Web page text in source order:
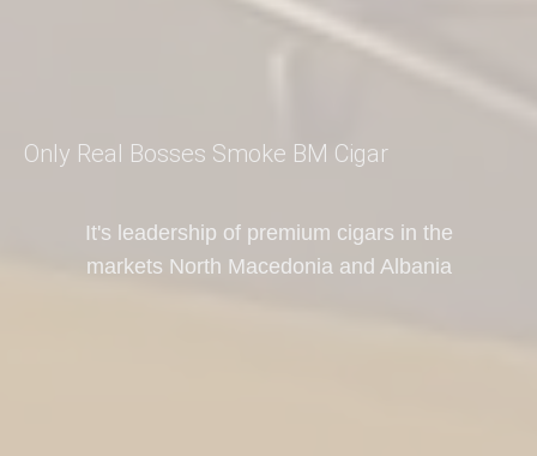
Only Real Bosses Smoke BM Cigar
It's leadership of premium cigars in the
markets North Macedonia and Albania